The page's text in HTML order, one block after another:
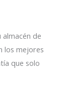
de
los mejores
que solo